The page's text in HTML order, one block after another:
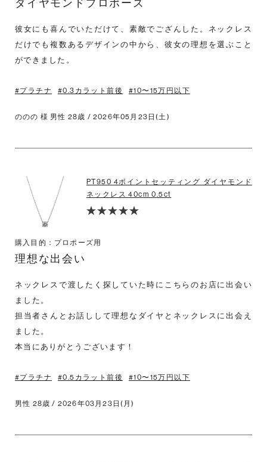
ダイヤモンドプロポーズ
彼女にも喜んでいただけて、素敵でござんした。ネックレス
だけでも複数あるデザインの中から、彼女の理想を選ぶこと
ができました。
#プラチナ #0.3カラット前後 #10〜15万円以下
ののの 様 男性 28歳 / 2026年05月23日(土)
PT950 4ポイントセッティング ダイヤモンド
ネックレス 40cm 0.5ct
購入目的：プロポーズ用
理想な出会い
ネックレスで渡したく探していた時にこちらのお店に出会い
ました。
担当者さんとお話しして理想なダイヤとネックレスに出会え
ました。
本当にありがとうございます！
#プラチナ #0.5カラット前後 #10〜15万円以下
男性 28歳 / 2026年03月23日(月)